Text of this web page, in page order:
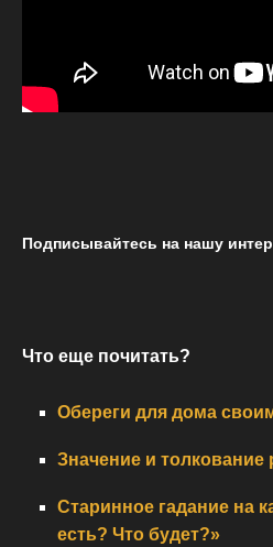
Подписывайтесь на нашу
Что еще почитать?
Обереги для дома
Значение и толкование
Старинное гадание на
есть? Что будет?»